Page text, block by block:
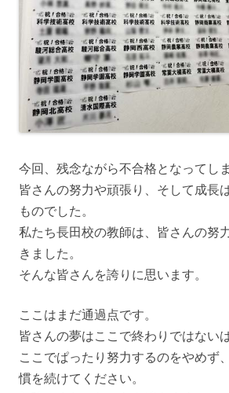
今回、残念ながら不合格となってし
皆さんの努力や頑張り、そして成長
ものでした。
私たち長田校の教師は、皆さんの努
きました。
そんな皆さんを誇りに思います。
ここはまだ通過点です。
皆さんの夢はここで終わりではない
ここでぱったり努力するのをやめず
慣を続けてください。